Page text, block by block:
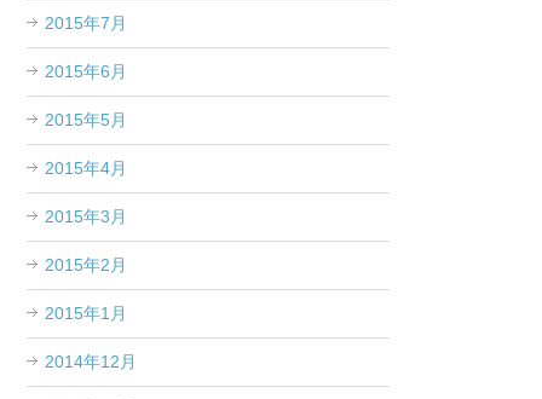
2015年7月
2015年6月
2015年5月
2015年4月
2015年3月
2015年2月
2015年1月
2014年12月